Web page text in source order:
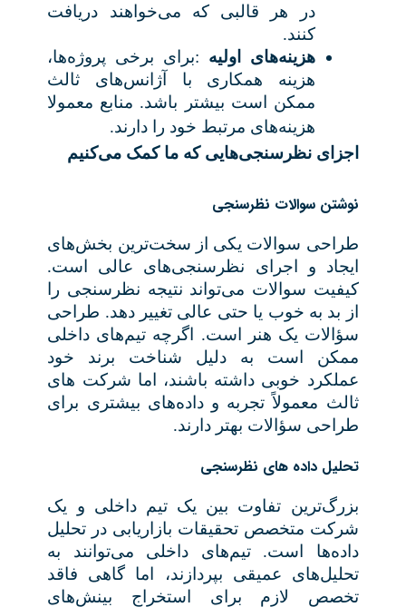
در هر قالبی که می‌خواهند دریافت
کنند.
هزینه‌های اولیه :برای برخی پروژه‌ها،
هزینه همکاری با آژانس‌های ثالث
ممکن است بیشتر باشد. منابع معمولا
هزینه‌های مرتبط خود را دارند.
اجزای نظرسنجی‌هایی که ما کمک می‌کنیم
نوشتن سوالات نظرسنجی
طراحی سوالات یکی از سخت‌ترین بخش‌های
ایجاد و اجرای نظرسنجی‌های عالی است.
کیفیت سوالات می‌تواند نتیجه نظرسنجی را
از بد به خوب یا حتی عالی تغییر دهد. طراحی
سؤالات یک هنر است. اگرچه تیم‌های داخلی
ممکن است به دلیل شناخت برند خود
عملکرد خوبی داشته باشند، اما شرکت های
ثالث معمولاً تجربه و داده‌های بیشتری برای
طراحی سؤالات بهتر دارند.
‍‌تحلیل داده های نظرسنجی
بزرگ‌ترین تفاوت بین یک تیم داخلی و یک
شرکت متخصص تحقیقات بازاریابی در تحلیل
داده‌ها است. تیم‌های داخلی می‌توانند به
تحلیل‌های عمیقی بپردازند، اما گاهی فاقد
تخصص لازم برای استخراج بینش‌های